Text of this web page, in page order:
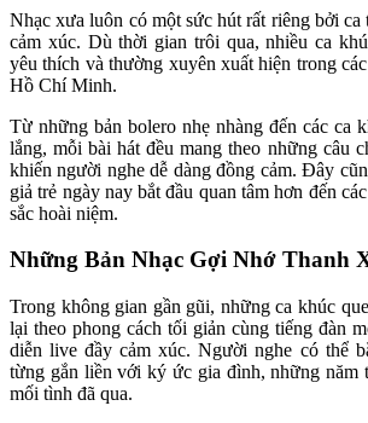
Nhạc xưa luôn có một sức hút rất riêng bởi
cảm xúc. Dù thời gian trôi qua, nhiều ca
yêu thích và thường xuyên xuất hiện trong
Hồ Chí Minh.
Từ những bản bolero nhẹ nhàng đến các ca
lắng, mỗi bài hát đều mang theo những câu
khiến người nghe dễ dàng đồng cảm. Đây
giả trẻ ngày nay bắt đầu quan tâm hơn đến
sắc hoài niệm.
Những Bản Nhạc Gợi Nhớ Thanh
Trong không gian gần gũi, những ca khúc
lại theo phong cách tối giản cùng tiếng đàn
diễn live đầy cảm xúc. Người nghe có thể
từng gắn liền với ký ức gia đình, những năm
mối tình đã qua.